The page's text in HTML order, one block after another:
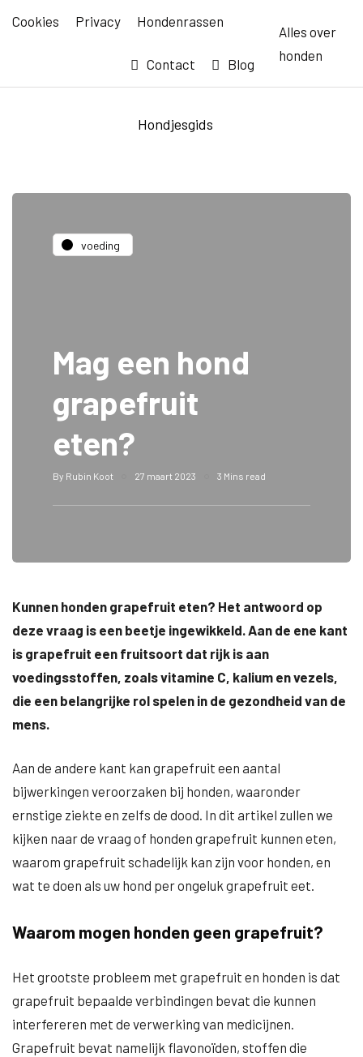
Cookies Privacy Hondenrassen
Blog
Contact
Alles over
honden
Hondjesgids
voeding
Mag een hond
grapefruit
eten?
By Rubin Koot 27 maart 2023 3 Mins read
Kunnen honden grapefruit eten? Het antwoord op
deze vraag is een beetje ingewikkeld. Aan de ene kant
is grapefruit een fruitsoort dat rijk is aan
voedingsstoffen, zoals vitamine C, kalium en vezels,
die een belangrijke rol spelen in de gezondheid van de
mens.
Aan de andere kant kan grapefruit een aantal
bijwerkingen veroorzaken bij honden, waaronder
ernstige ziekte en zelfs de dood. In dit artikel zullen we
kijken naar de vraag of honden grapefruit kunnen eten,
waarom grapefruit schadelijk kan zijn voor honden, en
wat te doen als uw hond per ongeluk grapefruit eet.
Waarom mogen honden geen grapefruit?
Het grootste probleem met grapefruit en honden is dat
grapefruit bepaalde verbindingen bevat die kunnen
interfereren met de verwerking van medicijnen.
Grapefruit bevat namelijk flavonoïden, stoffen die